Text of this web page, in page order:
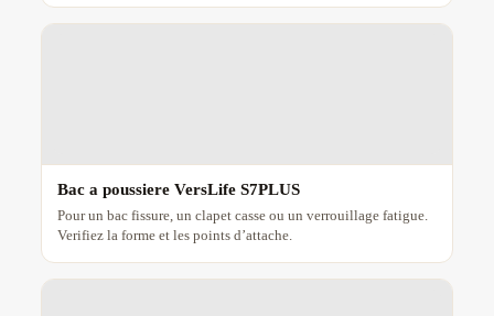
Bac a poussiere VersLife S7PLUS
Pour un bac fissure, un clapet casse ou un verrouillage fatigue.
Verifiez la forme et les points d’attache.